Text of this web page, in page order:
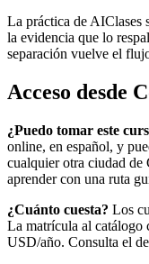
La práctica de AIClases
la evidencia que lo
separación vuelve el
Acceso desde
¿Puedo tomar este
online, en español, y
cualquier otra ciudad de
aprender con una ruta
¿Cuánto cuesta? Los
La matrícula al catálogo
USD/año. Consulta el